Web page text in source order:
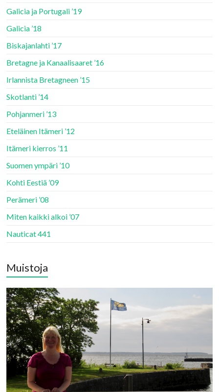
Galicia ja Portugali ’19
Galicia ’18
Biskajanlahti ’17
Bretagne ja Kanaalisaaret ’16
Irlannista Bretagneen ’15
Skotlanti ’14
Pohjanmeri ’13
Eteläinen Itämeri ’12
Itämeri kierros ’11
Suomen ympäri ’10
Kohti Eestiä ’09
Perämeri ’08
Miten kaikki alkoi ’07
Nauticat 441
Muistoja